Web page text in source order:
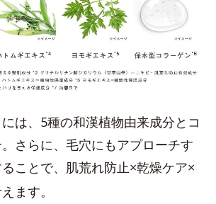
には、5種の和漢植物由来成分とコ
さらに、毛穴にもアプローチす
ことで、肌荒れ防止×乾燥ケア×
ます。